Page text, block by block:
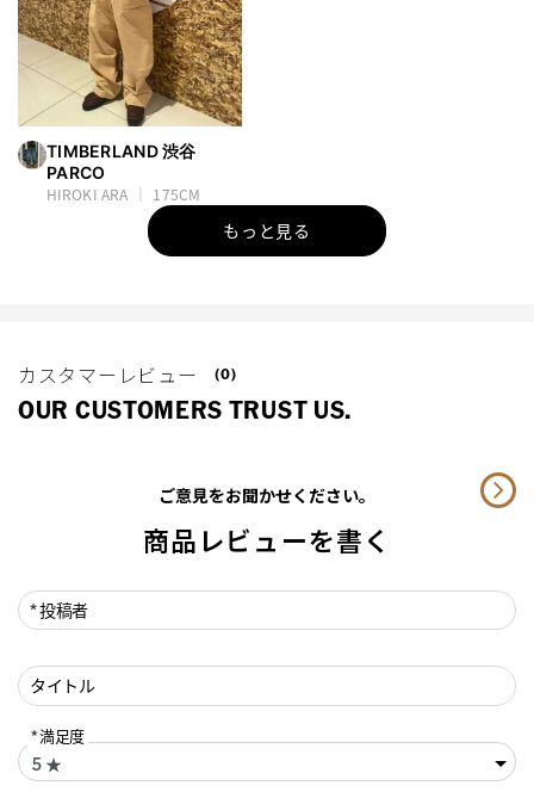
TIMBERLAND 渋谷
PARCO
HIROKI ARA
175CM
もっと見る
カスタマーレビュー (0)
OUR CUSTOMERS TRUST US.
ご意見をお聞かせください。
商品レビューを書く
投稿者
タイトル
満足度